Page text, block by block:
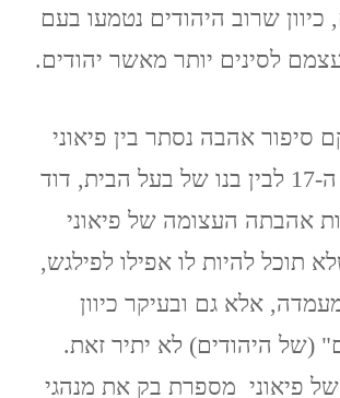
שרוב היהודים נטמעו בעם
לסינים יותר מאשר יהודים.
סיפור אהבה נסתר בין פיאוני
המשרתת בת ה-17 לבין בנו של בעל הבית, דוד
למרות אהבתה העצומה של פיאוני
תוכל להיות לו אפילו לפילגש,
אלא גם ובעיקר כיוון
היהודים) לא יתיר זאת.
של פיאוני מספרת בק את מנהגי